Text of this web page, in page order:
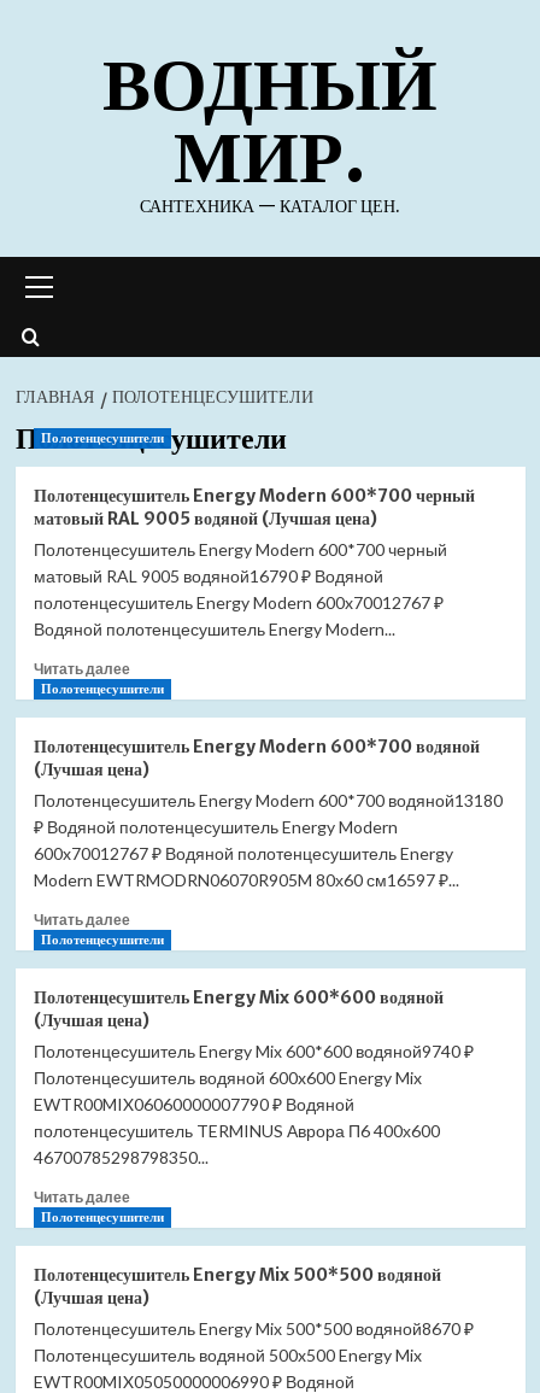
содержимомуВОДНЫЙ
МИР.
САНТЕХНИКА — КАТАЛОГ ЦЕН.
меню
ГЛАВНАЯ ПОЛОТЕНЦЕСУШИТЕЛИ
Полотенцесушители
Полотенцесушители
Полотенцесушитель Energy Modern 600*700 черный
матовый RAL 9005 водяной (Лучшая цена)
Полотенцесушитель Energy Modern 600*700 черный
матовый RAL 9005 водяной16790 ₽ Водяной
полотенцесушитель Energy Modern 600x70012767 ₽
Водяной полотенцесушитель Energy Modern...
Читать далееПрочитать
больше
Energy
Modern
600*700
черный
матовый
RAL
водяной
(Лучшая
Полотенцесушители
Полотенцесушитель Energy Modern 600*700 водяной
(Лучшая цена)
Полотенцесушитель Energy Modern 600*700 водяной13180
₽ Водяной полотенцесушитель Energy Modern
600x70012767 ₽ Водяной полотенцесушитель Energy
Modern EWTRMODRN06070R905M 80х60 см16597 ₽...
Читать далееПрочитать
больше
Полотенцесушитель
Energy
Modern
600*700
водяной
(Лучшая
Полотенцесушители
Полотенцесушитель Energy Mix 600*600 водяной
(Лучшая цена)
Полотенцесушитель Energy Mix 600*600 водяной9740 ₽
Полотенцесушитель водяной 600x600 Energy Mix
EWTR00MIX06060000007790 ₽ Водяной
полотенцесушитель TERMINUS Аврора П6 400х600
46700785298798350...
Читать далееПрочитать
больше
Полотенцесушитель
Energy
Mix
600*600
водяной
(Лучшая
Полотенцесушители
Полотенцесушитель Energy Mix 500*500 водяной
(Лучшая цена)
Полотенцесушитель Energy Mix 500*500 водяной8670 ₽
Полотенцесушитель водяной 500x500 Energy Mix
EWTR00MIX05050000006990 ₽ Водяной